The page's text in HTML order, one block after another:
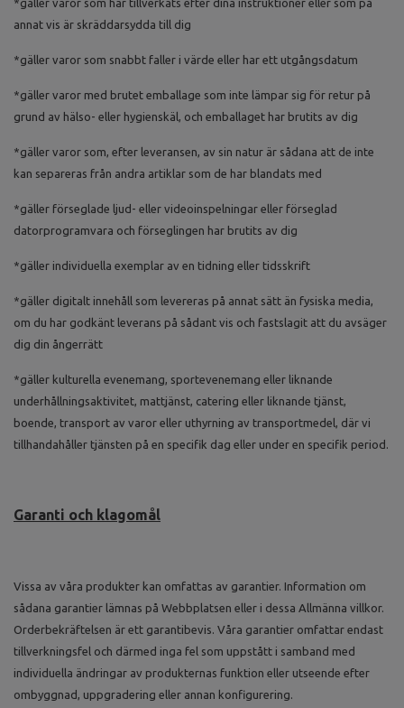
*gäller varor som har tillverkats efter dina instruktioner eller som på
annat vis är skräddarsydda till dig
*gäller varor som snabbt faller i värde eller har ett utgångsdatum
*gäller varor med brutet emballage som inte lämpar sig för retur på
grund av hälso- eller hygienskäl, och emballaget har brutits av dig
*gäller varor som, efter leveransen, av sin natur är sådana att de inte
kan separeras från andra artiklar som de har blandats med
*gäller förseglade ljud- eller videoinspelningar eller förseglad
datorprogramvara och förseglingen har brutits av dig
*gäller individuella exemplar av en tidning eller tidsskrift
*gäller digitalt innehåll som levereras på annat sätt än fysiska media,
om du har godkänt leverans på sådant vis och fastslagit att du avsäger
dig din ångerrätt
*gäller kulturella evenemang, sportevenemang eller liknande
underhållningsaktivitet, mattjänst, catering eller liknande tjänst,
boende, transport av varor eller uthyrning av transportmedel, där vi
tillhandahåller tjänsten på en specifik dag eller under en specifik period.
Garanti och klagomål
Vissa av våra produkter kan omfattas av garantier. Information om
sådana garantier lämnas på Webbplatsen eller i dessa Allmänna villkor.
Orderbekräftelsen är ett garantibevis. Våra garantier omfattar endast
tillverkningsfel och därmed inga fel som uppstått i samband med
individuella ändringar av produkternas funktion eller utseende efter
ombyggnad, uppgradering eller annan konfigurering.